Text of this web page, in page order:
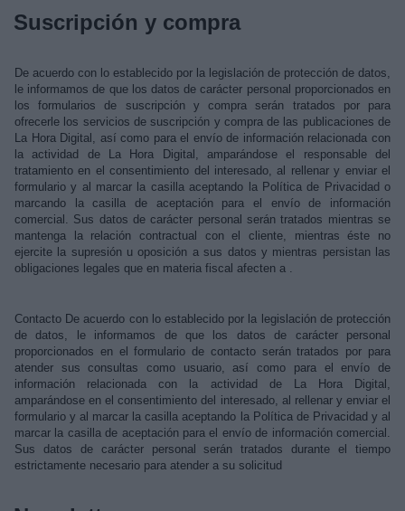
Suscripción y compra
De acuerdo con lo establecido por la legislación de protección de datos,
le informamos de que los datos de carácter personal proporcionados en
los formularios de suscripción y compra serán tratados por para
ofrecerle los servicios de suscripción y compra de las publicaciones de
La Hora Digital, así como para el envío de información relacionada con
la actividad de La Hora Digital, amparándose el responsable del
tratamiento en el consentimiento del interesado, al rellenar y enviar el
formulario y al marcar la casilla aceptando la Política de Privacidad o
marcando la casilla de aceptación para el envío de información
comercial. Sus datos de carácter personal serán tratados mientras se
mantenga la relación contractual con el cliente, mientras éste no
ejercite la supresión u oposición a sus datos y mientras persistan las
obligaciones legales que en materia fiscal afecten a .
Contacto De acuerdo con lo establecido por la legislación de protección
de datos, le informamos de que los datos de carácter personal
proporcionados en el formulario de contacto serán tratados por para
atender sus consultas como usuario, así como para el envío de
información relacionada con la actividad de La Hora Digital,
amparándose en el consentimiento del interesado, al rellenar y enviar el
formulario y al marcar la casilla aceptando la Política de Privacidad y al
marcar la casilla de aceptación para el envío de información comercial.
Sus datos de carácter personal serán tratados durante el tiempo
estrictamente necesario para atender a su solicitud
Derechos:
link
Información adicional
link